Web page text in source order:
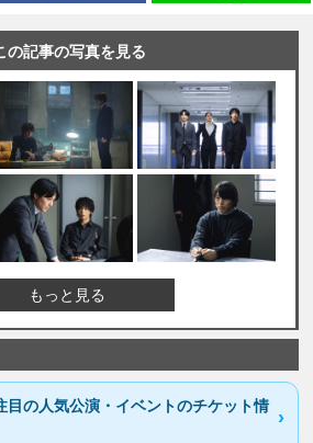
の記事の写真を見る
もっと見る
目の人気公演・イベントのチケット情